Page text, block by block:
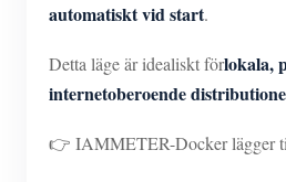
automatiskt vid start.
Detta läge är idealiskt förlokala,
internetoberoende
👉 IAMMETER-Docker lägger